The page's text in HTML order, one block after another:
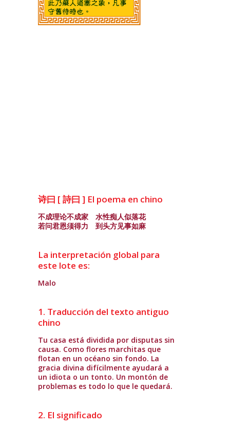
诗曰 [ 詩曰 ] El poema en chino
不成理论不成家 水性痴人似落花
若问君恩须得力 到头方见事如麻
La interpretación global para
este lote es:
Malo
1. Traducción del texto antiguo
chino
Tu casa está dividida por disputas sin
causa. Como flores marchitas que
flotan en un océano sin fondo. La
gracia divina difícilmente ayudará a
un idiota o un tonto. Un montón de
problemas es todo lo que le quedará.
2. El significado